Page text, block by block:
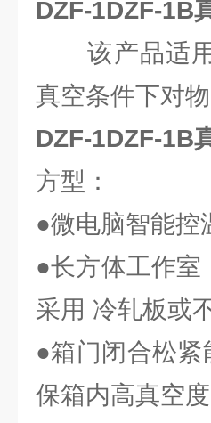
DZF-1DZF-1B
该产品适用
真空条件下对
DZF-1DZF-1B
方型：
●微电脑智能控
●长方体工作室
采用 冷轧板或
●箱门闭合松
保箱内高真空度